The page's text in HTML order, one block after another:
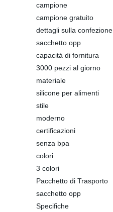
campione
campione gratuito
dettagli sulla confezione
sacchetto opp
capacità di fornitura
3000 pezzi al giorno
materiale
silicone per alimenti
stile
moderno
certificazioni
senza bpa
colori
3 colori
Pacchetto di Trasporto
sacchetto opp
Specifiche